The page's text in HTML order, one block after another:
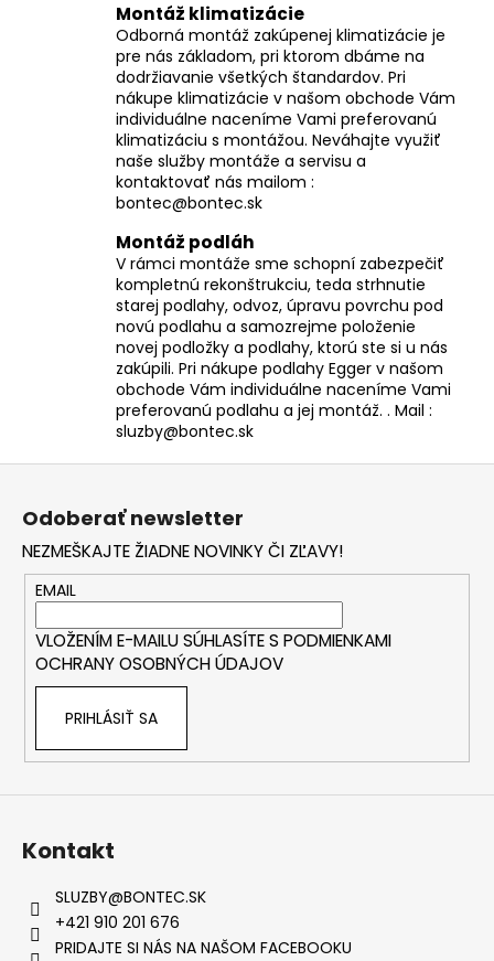
Montáž klimatizácie
Odborná montáž zakúpenej klimatizácie je
pre nás základom, pri ktorom dbáme na
dodržiavanie všetkých štandardov. Pri
nákupe klimatizácie v našom obchode Vám
individuálne naceníme Vami preferovanú
klimatizáciu s montážou. Neváhajte využiť
naše služby montáže a servisu a
kontaktovať nás mailom :
bontec@bontec.sk
Montáž podláh
V rámci montáže sme schopní zabezpečiť
kompletnú rekonštrukciu, teda strhnutie
starej podlahy, odvoz, úpravu povrchu pod
novú podlahu a samozrejme položenie
novej podložky a podlahy, ktorú ste si u nás
zakúpili. Pri nákupe podlahy Egger v našom
obchode Vám individuálne naceníme Vami
preferovanú podlahu a jej montáž. . Mail :
sluzby@bontec.sk
Z
Odoberať newsletter
NEZMEŠKAJTE ŽIADNE NOVINKY ČI ZĽAVY!
EMAIL
VLOŽENÍM E-MAILU SÚHLASÍTE S PODMIENKAMI
OCHRANY OSOBNÝCH ÚDAJOV
PRIHLÁSIŤ SA
Kontakt
SLUZBY@BONTEC.SK
+421 910 201 676
PRIDAJTE SI NÁS NA NAŠOM FACEBOOKU